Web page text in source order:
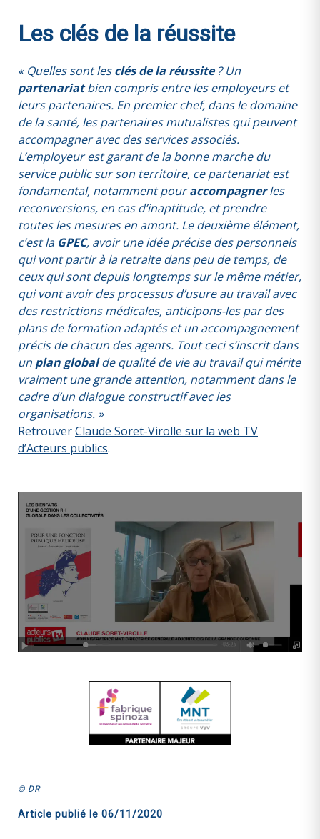
Les clés de la réussite
« Quelles sont lesclés de la réussite? Un
partenariatbien compris entre les employeurs et
leurs partenaires. En premier chef, dans le domaine
de la santé, les partenaires mutualistes qui peuvent
accompagner avec des services associés.
L’employeur est garant de la bonne marche du
service public sur son territoire, ce partenariat est
fondamental, notamment pouraccompagnerles
reconversions, en cas d’inaptitude, et prendre
toutes les mesures en amont. Le deuxième élément,
c’est la GPEC, avoir une idée précise des personnels
qui vont partir à la retraite dans peu de temps, de
ceux qui sont depuis longtemps sur le même métier,
qui vont avoir des processus d’usure au travail avec
des restrictions médicales, anticipons-les par des
plans de formation adaptés et un accompagnement
précis de chacun des agents. Tout ceci s’inscrit dans
un plan globalde qualité de vie au travail qui mérite
vraiment une grande attention, notamment dans le
cadre d’un dialogue constructif avec les
organisations. »
RetrouverClaude Soret-Virolle sur la web TV
d’Acteurs publics.
© DR
Article publié le 06/11/2020